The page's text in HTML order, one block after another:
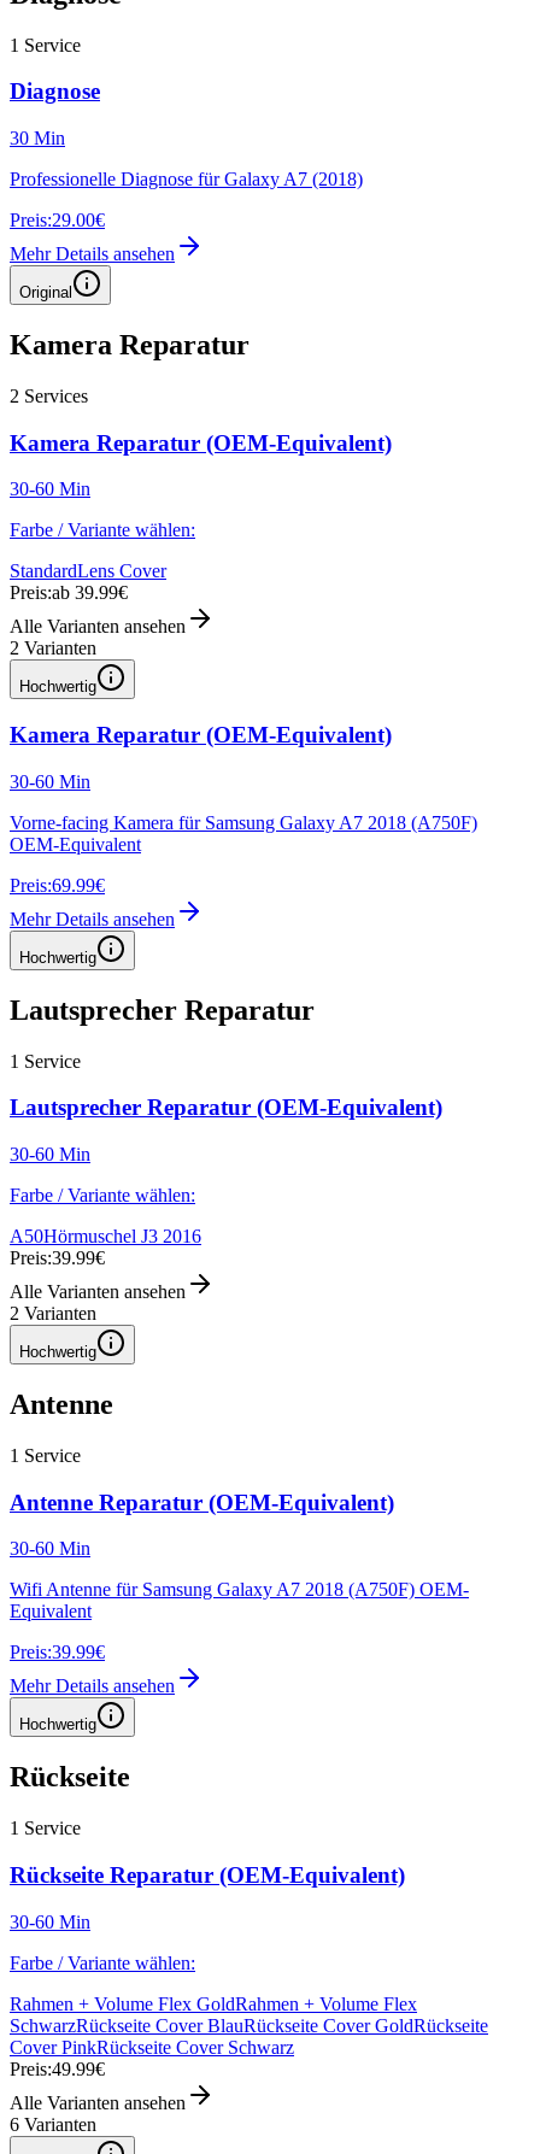
1 Service
Diagnose
30 Min
Professionelle Diagnose für Galaxy A7 (2018)
Preis:29.00€
Mehr Details ansehen
Original
Kamera Reparatur
2 Services
Kamera Reparatur (OEM-Equivalent)
30-60 Min
Farbe / Variante wählen:
StandardLens Cover
Preis:ab 39.99€
Alle Varianten ansehen
2 Varianten
Hochwertig
Kamera Reparatur (OEM-Equivalent)
30-60 Min
Vorne-facing Kamera für Samsung Galaxy A7 2018 (A750F)
OEM-Equivalent
Preis:69.99€
Mehr Details ansehen
Hochwertig
Lautsprecher Reparatur
1 Service
Lautsprecher Reparatur (OEM-Equivalent)
30-60 Min
Farbe / Variante wählen:
A50Hörmuschel J3 2016
Preis:39.99€
Alle Varianten ansehen
2 Varianten
Hochwertig
Antenne
1 Service
Antenne Reparatur (OEM-Equivalent)
30-60 Min
Wifi Antenne für Samsung Galaxy A7 2018 (A750F) OEM-
Equivalent
Preis:39.99€
Mehr Details ansehen
Hochwertig
Rückseite
1 Service
Rückseite Reparatur (OEM-Equivalent)
30-60 Min
Farbe / Variante wählen:
Rahmen + Volume Flex GoldRahmen + Volume Flex
SchwarzRückseite Cover BlauRückseite Cover GoldRückseite
Cover PinkRückseite Cover Schwarz
Preis:49.99€
Alle Varianten ansehen
6 Varianten